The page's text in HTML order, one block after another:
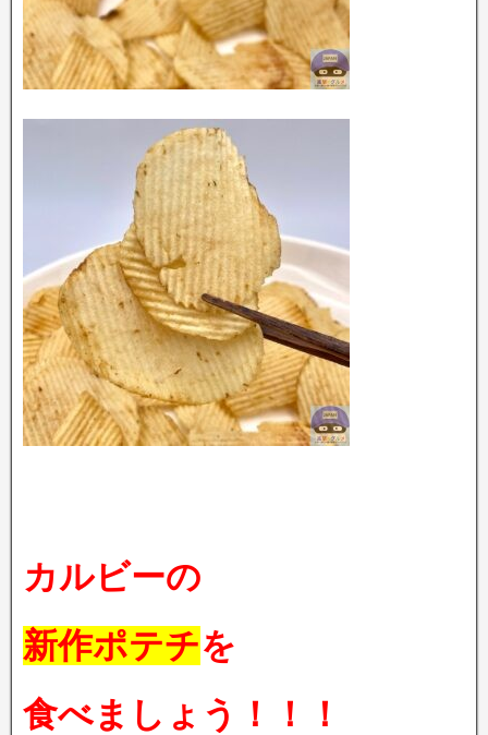
カルビーの
新作ポテチを
食べましょう！！！